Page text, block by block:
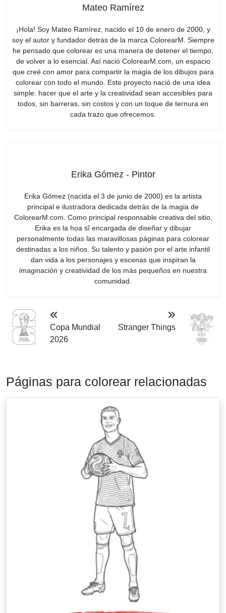
Mateo Ramírez
¡Hola! Soy Mateo Ramírez, nacido el 10 de enero de 2000, y
soy el autor y fundador detrás de la marca ColorearM. Siempre
he pensado que colorear es una manera de detener el tiempo,
de volver a lo esencial. Así nació ColorearM.com, un espacio
que creé con amor para compartir la magia de los dibujos para
colorear con todo el mundo. Este proyecto nació de una idea
simple: hacer que el arte y la creatividad sean accesibles para
todos, sin barreras, sin costos y con un toque de ternura en
cada trazo que ofrecemos.
Erika Gómez - Pintor
Erika Gómez (nacida el 3 de junio de 2000) es la artista
principal e ilustradora dedicada detrás de la magia de
ColorearM.com. Como principal responsable creativa del sitio,
Erika es la họa sĩ encargada de diseñar y dibujar
personalmente todas las maravillosas páginas para colorear
destinadas a los niños. Su talento y pasión por el arte infantil
dan vida a los personajes y escenas que inspiran la
imaginación y creatividad de los más pequeños en nuestra
comunidad.
Copa Mundial
2026
Stranger Things
Páginas para colorear relacionadas